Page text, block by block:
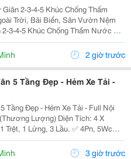
2-3-4-5 Khúc Chống Thấm
Trời, Bãi Biển, Sân Vườn Nệm
3-4-5 Khúc Chống Thấm Nước Có
Màu Sắc Và Chất Liệu Phù
Sản Phẩm Hoàn Thiện Tỉ Mỉ,
2 giờ trước
5 Tầng Đẹp - Hẻm Xe Tải -
Tầng Đẹp - Hẻm Xe Tải - Full Nội
Lượng) Diện Tích: 4 X
✅ Phòng Thờ, Phòng Giặt, Sân
Gần Mặt Tiền, Thuận...3 giờ trước